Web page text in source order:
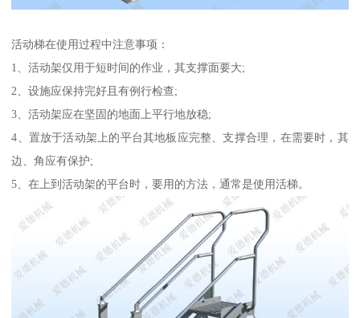
活动梯在使用过程中注意事项：
1、活动架仅用于短时间的作业，其支撑面要大;
2、设施应保持完好且有例行检查;
3、活动架应在坚固的地面上平行地放稳;
4、置放于活动架上的平台其地板应完整、支撑合理，在需要时，其
边、角应有保护;
5、在上到活动架的平台时，要用的方法，通常是使用活梯。